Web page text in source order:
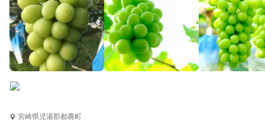
宮崎県児湯郡都農町